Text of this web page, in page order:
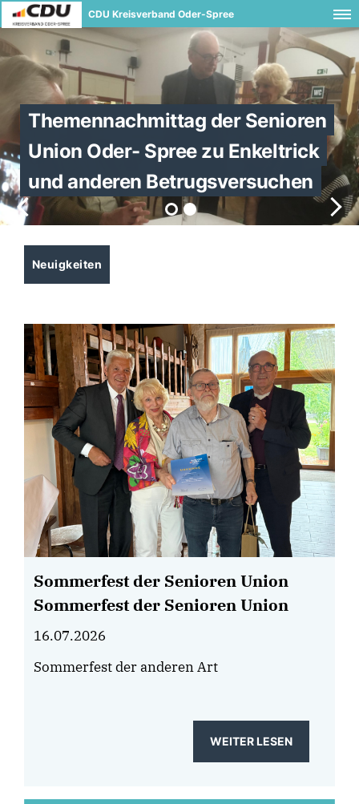
CDU Kreisverband Oder-Spree
Themennachmittag der Senioren
Union Oder- Spree zu Enkeltrick
und anderen Betrugsversuchen
Neuigkeiten
Sommerfest der Senioren Union
Sommerfest der Senioren Union
16.07.2026
Sommerfest der anderen Art
WEITER LESEN